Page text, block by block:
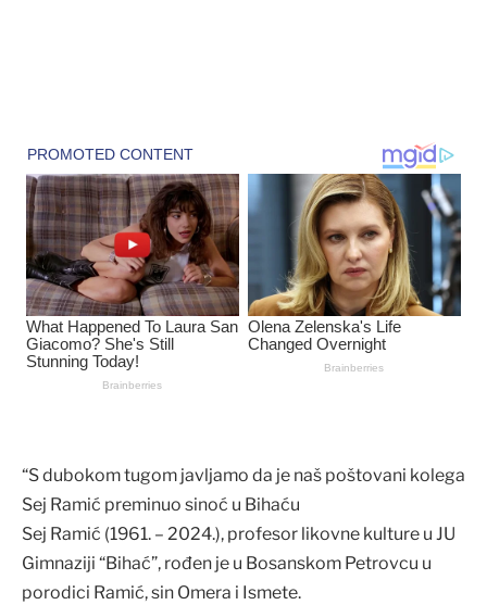
“S dubokom tugom javljamo da je naš poštovani kolega
Sej Ramić preminuo sinoć u Bihaću
Sej Ramić (1961. – 2024.), profesor likovne kulture u JU
Gimnaziji “Bihać”, rođen je u Bosanskom Petrovcu u
porodici Ramić, sin Omera i Ismete.